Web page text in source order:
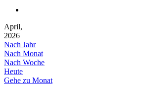
April,
2026
Nach Jahr
Nach Monat
Nach Woche
Heute
Gehe zu Monat